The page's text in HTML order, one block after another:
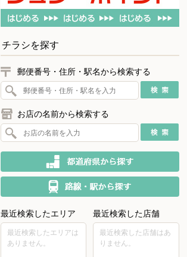
チラシを探す
郵便番号・住所・駅名から検索する
お店の名前から検索する
最近検索したエリア
最近検索したエリアは
ありません。
最近検索した店舗
最近検索した店舗はあ
りません。